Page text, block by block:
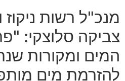
מנכ"ל רשות
צביקה סלוצקי: "
המים ומקורות
להזרמת מים